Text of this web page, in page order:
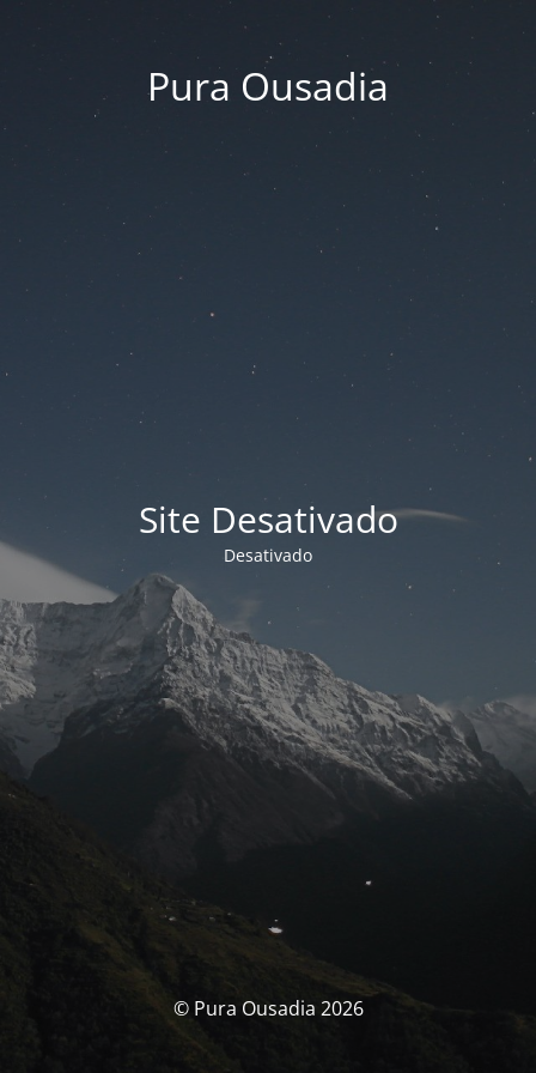
Pura Ousadia
Site Desativado
Desativado
© Pura Ousadia 2026